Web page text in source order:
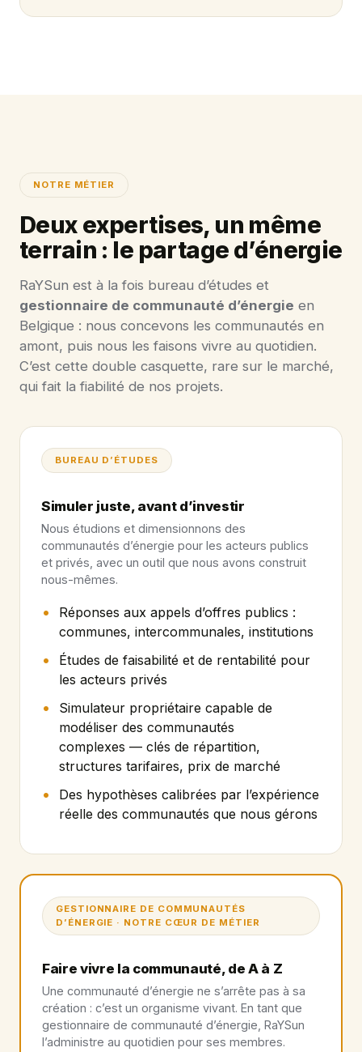
NOTRE MÉTIER
Deux expertises, un même
terrain : le partage d’énergie
RaYSun est à la fois bureau d’études et
gestionnaire de communauté d’énergie en
Belgique : nous concevons les communautés en
amont, puis nous les faisons vivre au quotidien.
C’est cette double casquette, rare sur le marché,
qui fait la fiabilité de nos projets.
BUREAU D’ÉTUDES
Simuler juste, avant d’investir
Nous étudions et dimensionnons des
communautés d’énergie pour les acteurs publics
et privés, avec un outil que nous avons construit
nous-mêmes.
Réponses aux appels d’offres publics :
communes, intercommunales, institutions
Études de faisabilité et de rentabilité pour
les acteurs privés
Simulateur propriétaire capable de
modéliser des communautés
complexes — clés de répartition,
structures tarifaires, prix de marché
Des hypothèses calibrées par l’expérience
réelle des communautés que nous gérons
GESTIONNAIRE DE COMMUNAUTÉS
D’ÉNERGIE · NOTRE CŒUR DE MÉTIER
Faire vivre la communauté, de A à Z
Une communauté d’énergie ne s’arrête pas à sa
création : c’est un organisme vivant. En tant que
gestionnaire de communauté d’énergie, RaYSun
l’administre au quotidien pour ses membres.